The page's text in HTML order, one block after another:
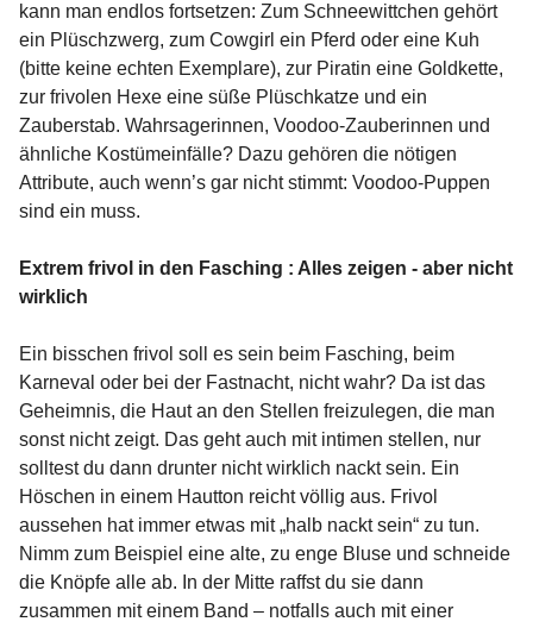
kann man endlos fortsetzen: Zum Schneewittchen gehört
ein Plüschzwerg, zum Cowgirl ein Pferd oder eine Kuh
(bitte keine echten Exemplare), zur Piratin eine Goldkette,
zur frivolen Hexe eine süße Plüschkatze und ein
Zauberstab. Wahrsagerinnen, Voodoo-Zauberinnen und
ähnliche Kostümeinfälle? Dazu gehören die nötigen
Attribute, auch wenn’s gar nicht stimmt: Voodoo-Puppen
sind ein muss.
Extrem frivol in den Fasching : Alles zeigen - aber nicht
wirklich
Ein bisschen frivol soll es sein beim Fasching, beim
Karneval oder bei der Fastnacht, nicht wahr? Da ist das
Geheimnis, die Haut an den Stellen freizulegen, die man
sonst nicht zeigt. Das geht auch mit intimen stellen, nur
solltest du dann drunter nicht wirklich nackt sein. Ein
Höschen in einem Hautton reicht völlig aus. Frivol
aussehen hat immer etwas mit „halb nackt sein“ zu tun.
Nimm zum Beispiel eine alte, zu enge Bluse und schneide
die Knöpfe alle ab. In der Mitte raffst du sie dann
zusammen mit einem Band – notfalls auch mit einer